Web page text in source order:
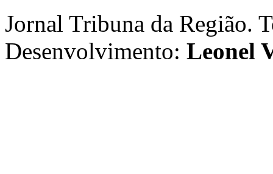
Jornal Tribuna da Região.
Desenvolvimento: Leonel